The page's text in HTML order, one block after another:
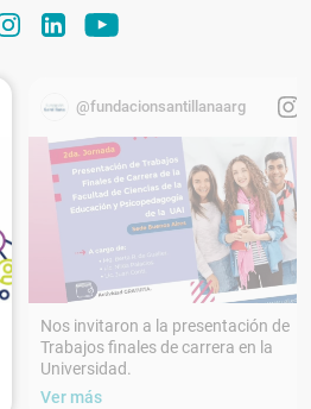
@fundacionsantillanaarg
Nos invitaron a la presentación de
Trabajos finales de carrera en la
Universidad.
Ver más